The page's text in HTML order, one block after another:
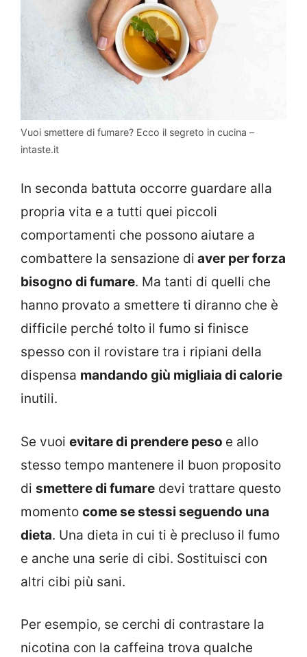
Vuoi smettere di fumare? Ecco il segreto in cucina –
intaste.it
In seconda battuta occorre guardare alla
propria vita e a tutti quei piccoli
comportamenti che possono aiutare a
combattere la sensazione di aver per forza
bisogno di fumare. Ma tanti di quelli che
hanno provato a smettere ti diranno che è
difficile perché tolto il fumo si finisce
spesso con il rovistare tra i ripiani della
dispensa mandando giù migliaia di calorie
inutili.
Se vuoi evitare di prendere peso e allo
stesso tempo mantenere il buon proposito
di smettere di fumare devi trattare questo
momento come se stessi seguendo una
dieta. Una dieta in cui ti è precluso il fumo
e anche una serie di cibi. Sostituisci con
altri cibi più sani.
Per esempio, se cerchi di contrastare la
nicotina con la caffeina trova qualche